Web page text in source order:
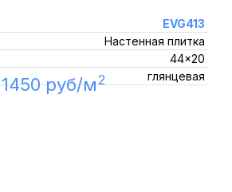
EVG413
Настенная плитка
44x20
глянцевая
1450 руб/м2